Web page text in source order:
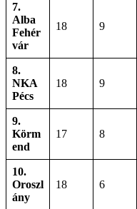
7.
Alba
Fehér
vár
18 9
8.
NKA
Pécs
18 9
9.
Körm
end
17 8
10.
Oroszl
ány
18 6